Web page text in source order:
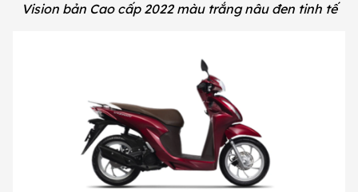
Vision bản Cao cấp 2022 màu trắng nâu đen tinh tế